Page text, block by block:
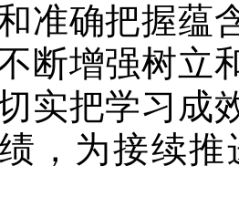
准确把握蕴
断增强树立
实把学习成
，为接续